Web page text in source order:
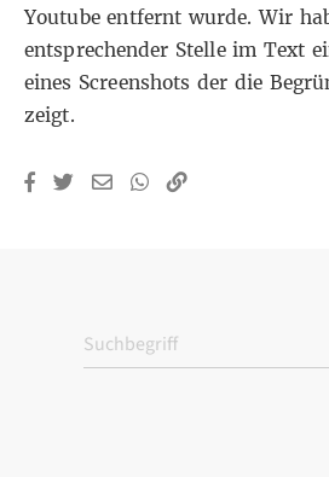
Youtube entfernt wurde. Wir
entsprechender Stelle im Text
eines Screenshots der die
zeigt.